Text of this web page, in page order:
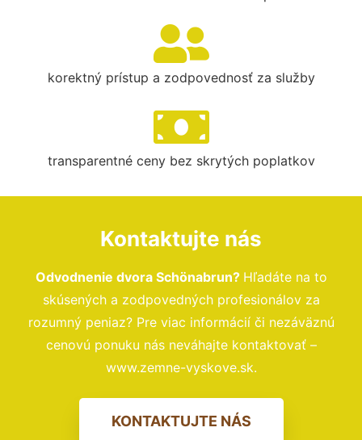
korektný prístup a zodpovednosť za služby
transparentné ceny bez skrytých poplatkov
Kontaktujte nás
Odvodnenie dvora Schönabrun? Hľadáte na to
skúsených a zodpovedných profesionálov za
rozumný peniaz? Pre viac informácií či nezáväznú
cenovú ponuku nás neváhajte kontaktovať –
www.zemne-vyskove.sk.
KONTAKTUJTE NÁS